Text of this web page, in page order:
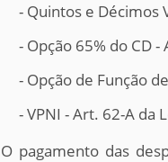
- Quintos e Décimos
- Opção 65% do CD
- Opção de Função
- VPNI - Art. 62-A da
O pagamento das